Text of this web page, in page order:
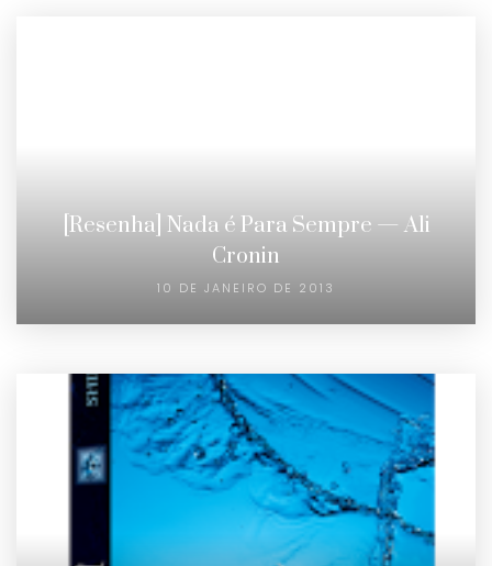
[Resenha] Nada é Para Sempre — Ali
Cronin
10 DE JANEIRO DE 2013